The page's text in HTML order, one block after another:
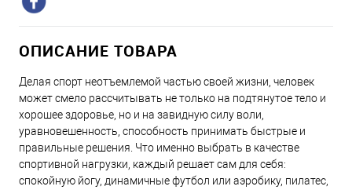
ОПИСАНИЕ ТОВАРА
Делая спорт неотъемлемой частью своей жизни, человек
может смело рассчитывать не только на подтянутое тело и
хорошее здоровье, но и на завидную силу воли,
уравновешенность, способность принимать быстрые и
правильные решения. Что именно выбрать в качестве
спортивной нагрузки, каждый решает сам для себя:
спокойную йогу, динамичные футбол или аэробику, пилатес,